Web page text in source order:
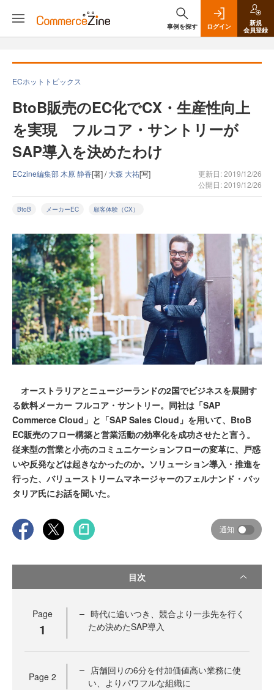
事例を探す ログイン
新規
会員登録
ECホットトピックス
BtoB販売のEC化でCX・生産性向上
を実現 フルコア・サントリーが
SAP導入を決めたわけ
ECzine編集部 木原 静香[著] /大森 大祐[写]
更新日: 2019/12/26
公開日: 2019/12/26
BtoB メーカーEC 顧客体験（CX）
オーストラリアとニュージーランドの2国でビジネスを展開す
る飲料メーカー フルコア・サントリー。同社は「SAP
Commerce Cloud」と「SAP Sales Cloud」を用いて、BtoB
EC販売のフロー構築と営業活動の効率化を成功させたと言う。
従来型の営業と小売のコミュニケーションフローの変革に、戸惑
いや反発などは起きなかったのか。ソリューション導入・推進を
行った、バリューストリームマネージャーのフェルナンド・バッ
タリア氏にお話を聞いた。
通知
目次
Page
1
時代に追いつき、競合より一歩先を行く
ため決めたSAP導入
Page 2
店舗回りの6分を付加価値高い業務に使
い、よりパワフルな組織に